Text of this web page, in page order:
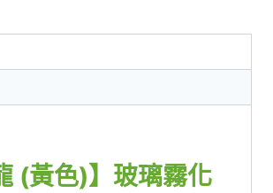
(黃色)】玻璃霧化